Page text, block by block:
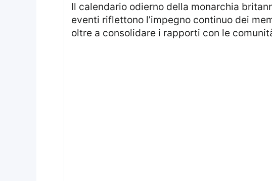
Il calendario odierno della monarchia britannica prevede numerosi impegni ufficiali e visite di rappresentanza. Questi
eventi riflettono l’impegno continuo dei
oltre a consolidare i rapporti con le